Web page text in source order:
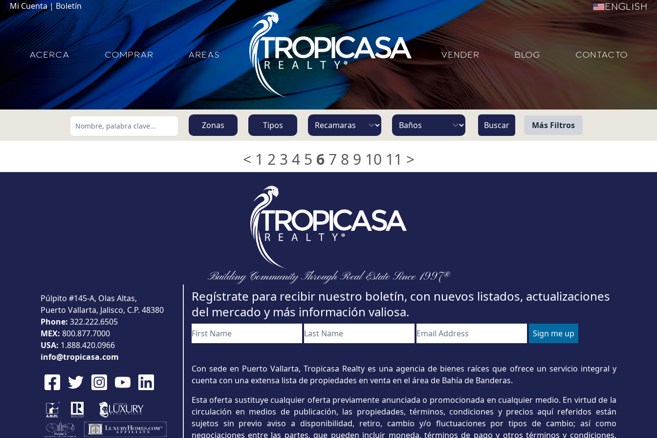
Mi Cuenta|Boletín English
ACERCA COMPRAR AREAS VENDER BLOG CONTACTO
Zonas Tipos Más Filtros
< 1 2 3 4 5 6 7 8 9 10 11 >
Building Community Through Real Estate Since 1997®
Púlpito #145-A, Olas Altas,
Puerto Vallarta, Jalisco, C.P. 48380
Phone:322.222.6505
MEX:800.877.7000
USA: 1.888.420.0966
info@tropicasa.com
Regístrate para recibir nuestro boletín, con nuevos listados, actualizaciones
del mercado y más información valiosa.
Con sede en Puerto Vallarta, Tropicasa Realty es una agencia de bienes raíces que ofrece un servicio integral y
cuenta con una extensa lista de propiedades en venta en el área de Bahía de Banderas.
Esta oferta sustituye cualquier oferta previamente anunciada o promocionada en cualquier medio. En virtud de la
circulación en medios de publicación, las propiedades, términos, condiciones y precios aquí referidos están
sujetos sin previo aviso a disponibilidad, retiro, cambio y/o fluctuaciones por tipos de cambio; así como
negociaciones entre las partes, que pueden incluir moneda, términos de pago y otros términos y condiciones.